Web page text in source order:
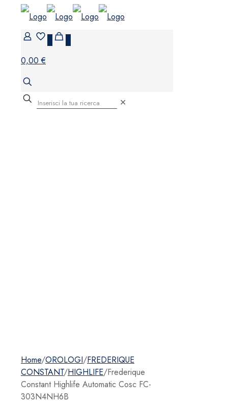
0,00 €
✕
Home/OROLOGI/FREDERIQUE
CONSTANT/HIGHLIFE/Frederique
Constant Highlife Automatic Cosc FC-
303N4NH6B